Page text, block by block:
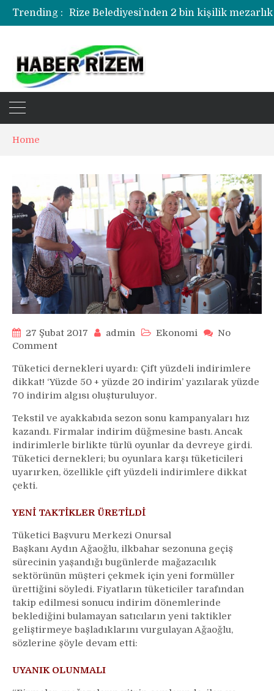
Trending :
Rize Belediyesi’nden 2 bin kişilik
Rize’de uyuşturucu operasyonunda 1
Home
27 Şubat 2017 admin Ekonomi
No
Commenton
Tüketici dernekleri uyardı: Çift yüzdeli indirimlere
dikkat! ‘Yüzde 50 + yüzde 20 indirim’ yazılarak yüzde
70 indirim algısı oluşturuluyor.
Tekstil ve ayakkabıda sezon sonu kampanyaları hız
kazandı. Firmalar indirim düğmesine bastı. Ancak
indirimlerle birlikte türlü oyunlar da devreye girdi.
Tüketici dernekleri; bu oyunlara karşı tüketicileri
uyarırken, özellikle çift yüzdeli indirimlere dikkat
çekti.
YENİ TAKTİKLER ÜRETİLDİ
Tüketici Başvuru Merkezi Onursal
Başkanı Aydın Ağaoğlu, ilkbahar sezonuna geçiş
sürecinin yaşandığı bugünlerde mağazacılık
sektörünün müşteri çekmek için yeni formüller
ürettiğini söyledi. Fiyatların tüketiciler tarafından
takip edilmesi sonucu indirim dönemlerinde
beklediğini bulamayan satıcıların yeni taktikler
geliştirmeye başladıklarını vurgulayan Ağaoğlu,
sözlerine şöyle devam etti:
UYANIK OLUNMALI